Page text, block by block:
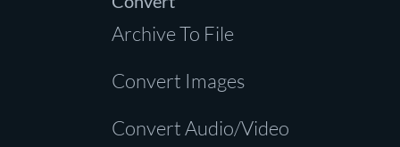
Archive To File
Convert Images
Convert Audio/Video